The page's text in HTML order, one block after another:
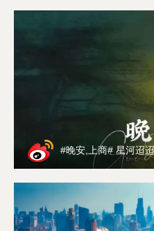
研究生，从全日制
全方位、多层次教
用经济学为上海市
海高校一流学科（
部“第四批高等学
科教学工程”地方
点、“上海高等学校
管理、电子商务、
物流管理5个专业
金融学、计算机科
一流本科专业建设
#晚安,上商# 星河迢迢，晚风袅